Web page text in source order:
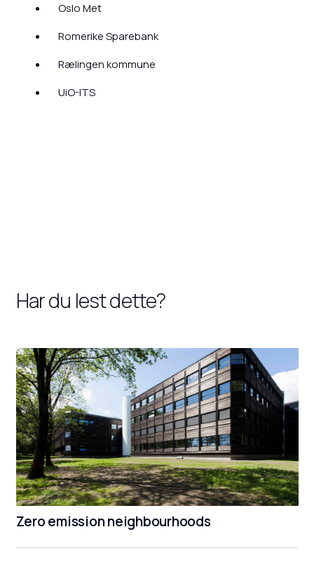
Oslo Met
Romerike Sparebank
Rælingen kommune
UiO-ITS
Har du lest dette?
Zero emission neighbourhoods